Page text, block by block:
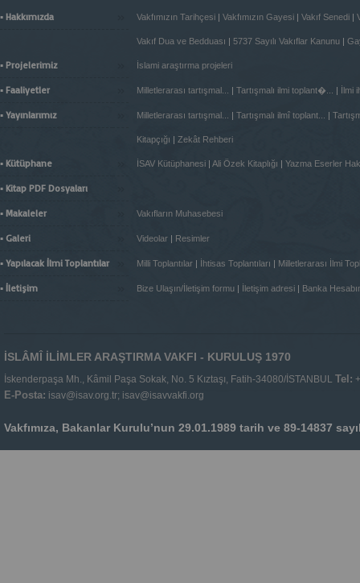
▪ Hakkımızda Vakfımızın Tarihçesi | Vakfımızın Gayesi | Vakıf Senedi |
Vakıf Dua ve Bedduası | 5737 Sayılı Vakıflar Kanunu |
▪ Projelerimiz İslami araştırma projeleri
▪ Faaliyetler Milletlerarası tartışmal... | Tartışmalı ilmi toplant�... | İlmi
▪ Yayınlarımız Milletlerarası tartışmal... | Tartışmalı ilmî toplant... |
Kitapçığı | Zekât Rehberi
▪ Kütüphane İSAV Kütüphanesi | Ali Özek Kitaplığı | Yazma Eserler
▪ Kitap PDF Dosyaları
▪ Makaleler Vakıfların Muhasebesi
▪ Galeri Videolar | Resimler
▪ Yapılacak İlmi Toplantılar Milli Toplantılar | İhtisas Toplantıları | Milletlerarası İlmi
▪ İletişim Bize Ulaşın/İletişim formu | İletişim adresi | Banka
İSLÂMÎ İLİMLER ARAŞTIRMA VAKFI - KURULUŞ 1970
İskenderpaşa Mh., Kâmil Paşa Sokak, No. 5 Kıztaşı, Fatih-34080/İSTANBUL Tel:
E-Posta: isav@isav.org.tr; isav@isavvakfi.org
Vakfımıza, Bakanlar Kurulu’nun 29.01.1989 tarih ve 89-14837